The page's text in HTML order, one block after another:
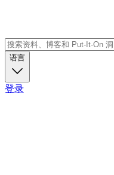
语言
登录